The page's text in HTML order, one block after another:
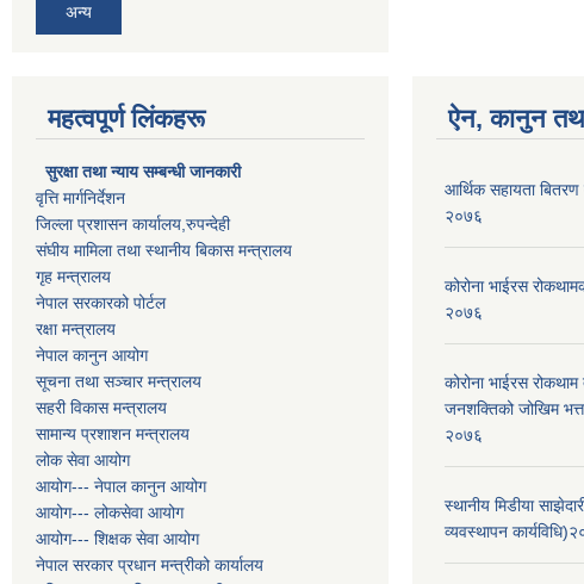
अन्य
महत्वपूर्ण लिंकहरू
सुरक्षा तथा न्याय सम्बन्धी जानकारी
वृत्ति मार्गनिर्देशन
जिल्ला प्रशासन कार्यालय,रुपन्देही
संघीय मामिला तथा स्थानीय बिकास मन्त्रालय
गृह मन्त्रालय
नेपाल सरकारको पोर्टल
रक्षा मन्त्रालय
नेपाल कानुन आयोग
सूचना तथा सञ्चार मन्त्रालय
सहरी विकास मन्त्रालय
सामान्य प्रशाशन मन्त्रालय
लोक सेवा आयोग
आयोग--- नेपाल कानुन आयोग
आयोग--- लोकसेवा आयोग
आयोग--- शिक्षक सेवा आयोग
नेपाल सरकार प्रधान मन्त्रीको कार्यालय
ऐन, कानुन तथा
आर्थिक सहायता बितरण
२०७६
कोरोना भाईरस
२०७६
कोरोना भाईरस
जनशक्तिको जोखिम
२०७६
स्थानीय मिडीया
व्यवस्थापन